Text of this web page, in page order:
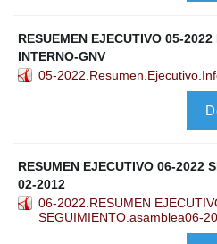
RESUEMEN EJECUTIVO 05-
INTERNO-GNV
05-
RESUMEN EJECUTIVO 06-2022
02-2012
06-2022.RESUMEN
SEGUIMIENTO.asamblea06-